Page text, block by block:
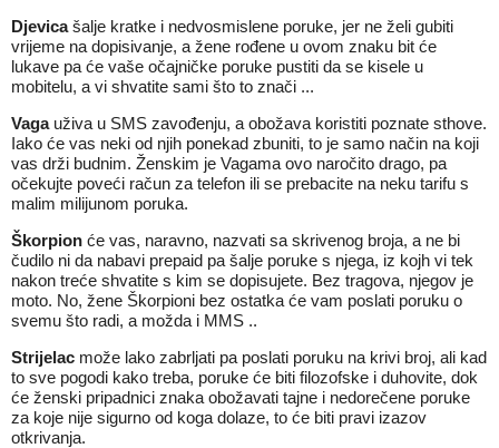
Djevicašalje kratke i nedvosmislene poruke, jer ne želi gubiti
vrijeme na dopisivanje, a žene rođene u ovom znaku bit će
lukave pa će vaše očajničke poruke pustiti da se kisele u
mobitelu, a vi shvatite sami što to znači ...
Vagauživa u SMS zavođenju, a obožava koristiti poznate sthove.
Iako će vas neki od njih ponekad zbuniti, to je samo način na koji
vas drži budnim. Ženskim je Vagama ovo naročito drago, pa
očekujte poveći račun za telefon ili se prebacite na neku tarifu s
malim milijunom poruka.
Škorpion će vas, naravno, nazvati sa skrivenog broja, a ne bi
čudilo ni da nabavi prepaid pa šalje poruke s njega, iz kojh vi tek
nakon treće shvatite s kim se dopisujete. Bez tragova, njegov je
moto. No, žene Škorpioni bez ostatka će vam poslati poruku o
svemu što radi, a možda i MMS ..
Strijelac može lako zabrljati pa poslati poruku na krivi broj, ali kad
to sve pogodi kako treba, poruke će biti filozofske i duhovite, dok
će ženski pripadnici znaka obožavati tajne i nedorečene poruke
za koje nije sigurno od koga dolaze, to će biti pravi izazov
otkrivanja.